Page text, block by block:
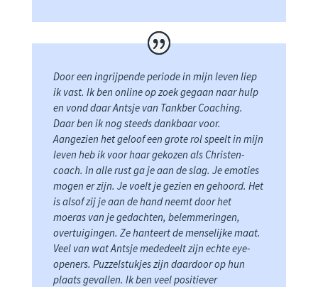
Door een ingrijpende periode in mijn leven liep
ik vast. Ik ben online op zoek gegaan naar hulp
en vond daar Antsje van Tankber Coaching.
Daar ben ik nog steeds dankbaar voor.
Aangezien het geloof een grote rol speelt in mijn
leven heb ik voor haar gekozen als Christen-
coach. In alle rust ga je aan de slag. Je emoties
mogen er zijn. Je voelt je gezien en gehoord. Het
is alsof zij je aan de hand neemt door het
moeras van je gedachten, belemmeringen,
overtuigingen. Ze hanteert de menselijke maat.
Veel van wat Antsje mededeelt zijn echte eye-
openers. Puzzelstukjes zijn daardoor op hun
plaats gevallen. Ik ben veel positiever